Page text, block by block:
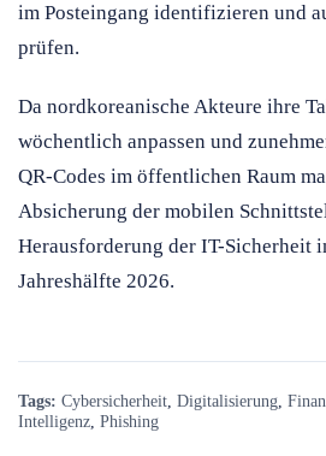
im Posteingang identifizieren und
prüfen.
Da nordkoreanische Akteure ihre
wöchentlich anpassen und
QR-Codes im öffentlichen Raum
Absicherung der mobilen
Herausforderung der IT-Sicherheit
Jahreshälfte 2026.
Tags: Cybersicherheit Digitalisierung
Intelligenz Phishing